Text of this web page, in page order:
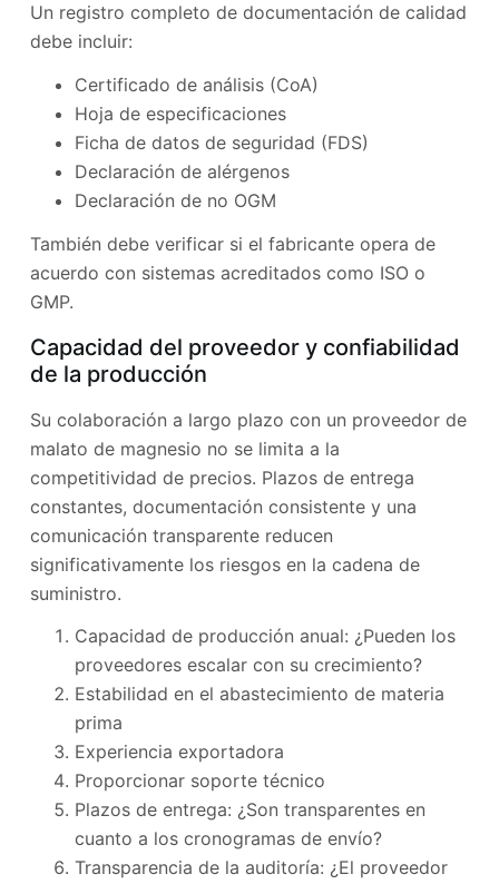
Un registro completo de documentación de calidad
debe incluir:
Certificado de análisis (CoA)
Hoja de especificaciones
Ficha de datos de seguridad (FDS)
Declaración de alérgenos
Declaración de no OGM
También debe verificar si el fabricante opera de
acuerdo con sistemas acreditados como ISO o
GMP.
Capacidad del proveedor y confiabilidad
de la producción
Su colaboración a largo plazo con un proveedor de
malato de magnesio no se limita a la
competitividad de precios. Plazos de entrega
constantes, documentación consistente y una
comunicación transparente reducen
significativamente los riesgos en la cadena de
suministro.
Capacidad de producción anual: ¿Pueden los
proveedores escalar con su crecimiento?
Estabilidad en el abastecimiento de materia
prima
Experiencia exportadora
Proporcionar soporte técnico
Plazos de entrega: ¿Son transparentes en
cuanto a los cronogramas de envío?
Transparencia de la auditoría: ¿El proveedor